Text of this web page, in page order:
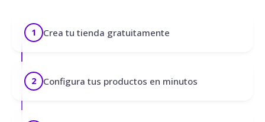
1 Crea tu tienda gratuitamente
2 Configura tus productos en minutos